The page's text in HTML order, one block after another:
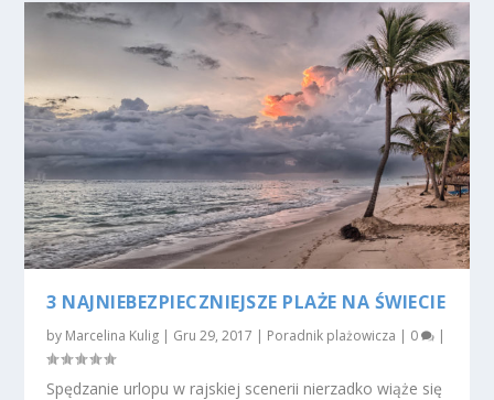
3 NAJNIEBEZPIECZNIEJSZE PLAŻE NA ŚWIECIE
by Marcelina Kulig | Gru 29, 2017 | Poradnik plażowicza | 0 |
Spędzanie urlopu w rajskiej scenerii nierzadko wiąże się